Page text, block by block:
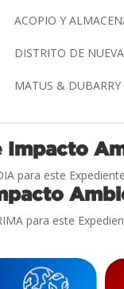
ACOPIO Y
DISTRITO DE
MATUS & DUBARRY
Impacto
para este
para este